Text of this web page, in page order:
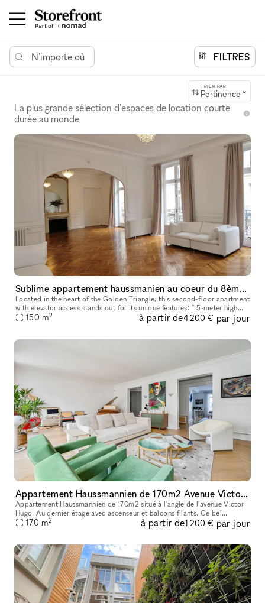
N'importe où FILTRES
TRIER PAR
Pertinence
La plus grande sélection d'espaces de location courte
durée au monde
Sublime appartement haussmanien au coeur du 8ème arrondissement
Located in the heart of the Golden Triangle, this second-floor apartment
with elevator access stands out for its unique features: * 5-meter high
ceilings that create an airy and bright space. * Herri
150 m2 à partir de4 200 € par jour
Appartement Haussmannien de 170m2 Avenue Victor Hugo
Appartement Haussmannien de 170m2 situé à l'angle de l'avenue Victor
Hugo. Au dernier étage avec ascenseur et balcons filants. Ce bel
appartement traversant de trois chambres possède tous les plus be
170 m2 à partir de1 200 € par jour